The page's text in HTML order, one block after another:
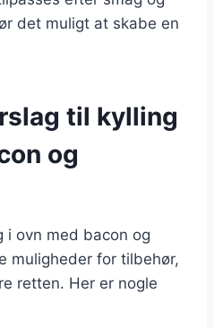
det muligt at skabe en
til kylling
og
i ovn med bacon og
muligheder for tilbehør,
retten. Her er nogle